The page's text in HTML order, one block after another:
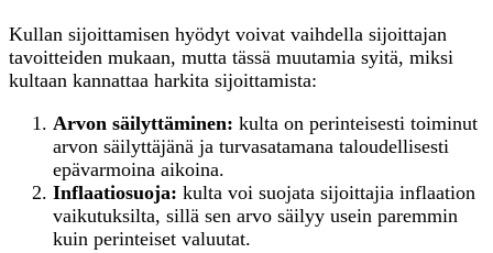
Kullan sijoittamisen hyödyt voivat vaihdella sijoittajan
tavoitteiden mukaan, mutta tässä muutamia syitä, miksi
kultaan kannattaa harkita sijoittamista:
Arvon säilyttäminen: kulta on perinteisesti toiminut
arvon säilyttäjänä ja turvasatamana taloudellisesti
epävarmoina aikoina.
Inflaatiosuoja: kulta voi suojata sijoittajia inflaation
vaikutuksilta, sillä sen arvo säilyy usein paremmin
kuin perinteiset valuutat.